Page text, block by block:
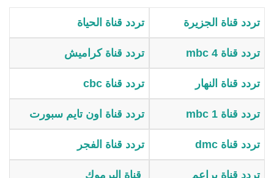
تردد قناة الجزيرة تردد قناة الحياة
تردد قناة mbc 4 تردد قناة كراميش
تردد قناة النهار تردد قناة cbc
تردد قناة mbc 1 تردد قناة اون تايم سبورت
تردد قناة dmc تردد قناة الفجر
تردد قناة براعم قناة اليرموك